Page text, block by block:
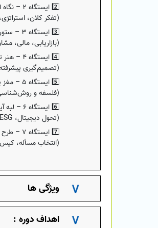
2️⃣ ایستگاه ۲ – نگاه از بالای ابرها
(تفکر کلان،
3️⃣ ایستگاه ۳ – ستون‌های قدرت سازمان
(بازاریابی، مالی،
4️⃣ ایستگاه ۴ – هنر تصمیم بزرگ
(تصمیم‌گیری
5️⃣ ایستگاه ۵ – مغز پژوهشگر
(فلسفه و
6️⃣ ایستگاه ۶ – لبه آینده
(تحول دیجیتال، ESG، مدل‌های نوین کسب‌وکار)
7️⃣ ایستگاه ۷ – طرح بزرگ و اثر ماندگار
(انتخاب مسأله،
ویژگی ها
اهداف دوره :